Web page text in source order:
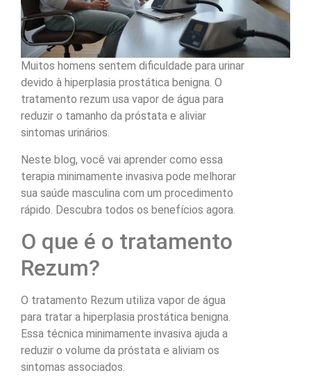
Muitos homens sentem dificuldade para urinar
devido à hiperplasia prostática benigna. O
tratamento rezum usa vapor de água para
reduzir o tamanho da próstata e aliviar
sintomas urinários.
Neste blog, você vai aprender como essa
terapia minimamente invasiva pode melhorar
sua saúde masculina com um procedimento
rápido. Descubra todos os benefícios agora.
O que é o tratamento
Rezum?
O tratamento Rezum utiliza vapor de água
para tratar a hiperplasia prostática benigna.
Essa técnica minimamente invasiva ajuda a
reduzir o volume da próstata e aliviam os
sintomas associados.